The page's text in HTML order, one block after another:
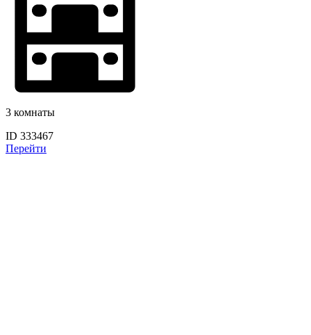
3 комнаты
ID 333467
Перейти